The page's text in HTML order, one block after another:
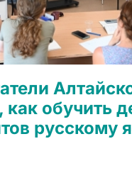
как обучить
русскому